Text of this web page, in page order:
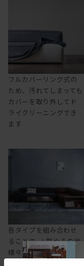
フルカバーリング式の
ため、汚れてしまっても
カバーを取り外してド
ライクリーニングでき
ます
各タイプを組み合わせ
ることで、L型やその他
様々なレイアウトに対